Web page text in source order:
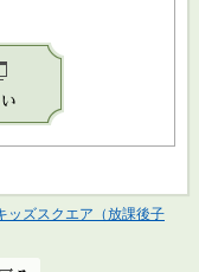
ッズスクエア（放課後子